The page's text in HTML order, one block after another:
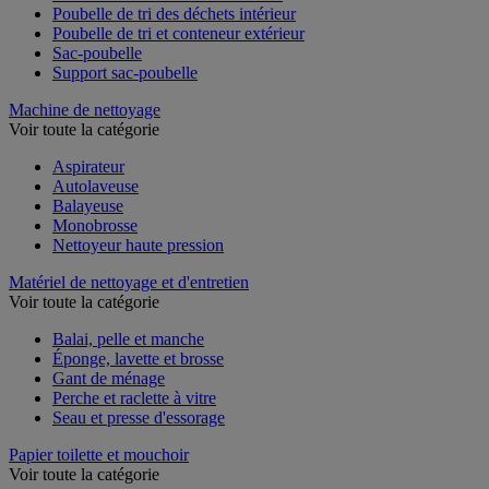
Poubelle de tri des déchets intérieur
Poubelle de tri et conteneur extérieur
Sac-poubelle
Support sac-poubelle
Machine de nettoyage
Voir toute la catégorie
Aspirateur
Autolaveuse
Balayeuse
Monobrosse
Nettoyeur haute pression
Matériel de nettoyage et d'entretien
Voir toute la catégorie
Balai, pelle et manche
Éponge, lavette et brosse
Gant de ménage
Perche et raclette à vitre
Seau et presse d'essorage
Papier toilette et mouchoir
Voir toute la catégorie